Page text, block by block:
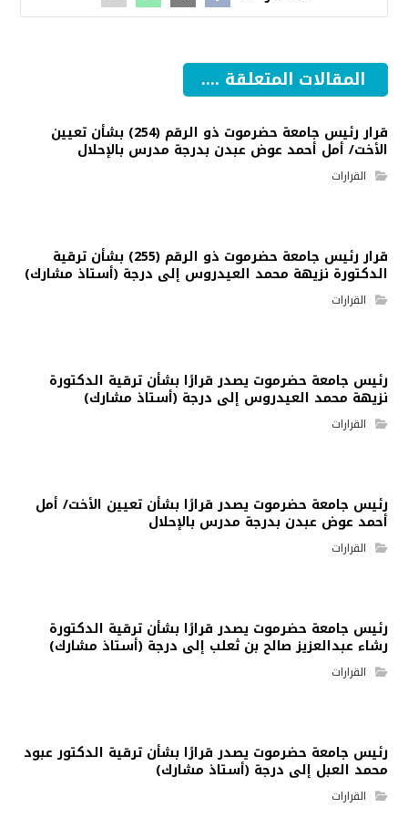
المقالات المتعلقة ....
قرار رئيس جامعة حضرموت ذو الرقم (254) بشأن تعيين
الأخت/ أمل أحمد عوض عبدن بدرجة مدرس بالإحلال
القرارات
قرار رئيس جامعة حضرموت ذو الرقم (255) بشأن ترقية
الدكتورة نزيهة محمد العيدروس إلى درجة (أستاذ مشارك)
القرارات
رئيس جامعة حضرموت يصدر قرارًا بشأن ترقية الدكتورة
نزيهة محمد العيدروس إلى درجة (أستاذ مشارك)
القرارات
رئيس جامعة حضرموت يصدر قرارًا بشأن تعيين الأخت/ أمل
أحمد عوض عبدن بدرجة مدرس بالإحلال
القرارات
رئيس جامعة حضرموت يصدر قرارًا بشأن ترقية الدكتورة
رشاء عبدالعزيز صالح بن ثعلب إلى درجة (أستاذ مشارك)
القرارات
رئيس جامعة حضرموت يصدر قرارًا بشأن ترقية الدكتور عبود
محمد العبل إلى درجة (أستاذ مشارك)
القرارات